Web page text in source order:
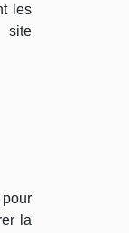
les
site
la